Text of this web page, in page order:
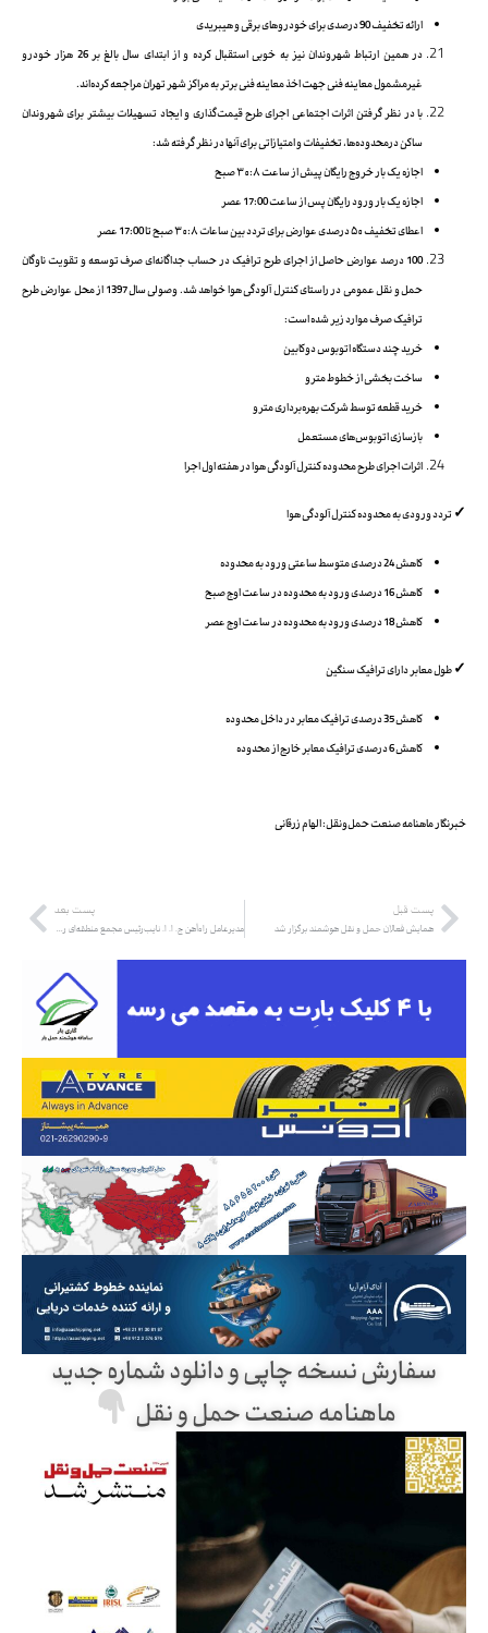
ارائه تخفیف 90 درصدی برای خودروهای برقی و هیبریدی
در همین ارتباط شهروندان نیز به خوبی استقبال کرده و از ابتدای سال بالغ بر 26 هزار خودرو
غیرمشمول معاینه فنی جهت اخذ معاینه فنی برتر به مراکز شهر تهران مراجعه کرده‌اند.
با در نظر گرفتن اثرات اجتماعی اجرای طرح قیمت‌گذاری و ایجاد تسهیلات بیشتر برای شهروندان
ساکن درمحدوده‌ها، تخفیفات و امتیازاتی برای آنها در نظر گرفته شد:
اجازه یک بار خروج رایگان پیش از ساعت ۸: ۳۰ صبح
اجازه یک بار ورود رایگان پس از ساعت 17:00 عصر
اعطای تخفیف ۵۰ درصدی عوارض برای تردد بین ساعات ۸: ۳۰ صبح تا 17:00 عصر
100 درصد عوارض حاصل از اجرای طرح ترافیک در حساب جداگانه‌ای صرف توسعه و تقویت ناوگان
حمل و نقل عمومی در راستای کنترل آلودگی هوا خواهد شد. وصولی سال 1397 از محل عوارض طرح
ترافیک صرف موارد زیر شده است:
خرید چند دستگاه اتوبوس دوکابین
ساخت بخشی از خطوط مترو
خرید قطعه توسط شرکت بهره‌برداری مترو
بازسازی اتوبوس‌های مستعمل
اثرات اجرای طرح محدوده کنترل آلودگی هوا در هفته اول اجرا
✓ تردد ورودی به محدوده کنترل آلودگی هوا
کاهش 24 درصدی متوسط ساعتی ورود به محدوده
کاهش 16 درصدی ورود به محدوده در ساعت اوج صبح
کاهش 18 درصدی ورود به محدوده در ساعت اوج عصر
✓ طول معابر دارای ترافیک سنگین
کاهش 35 درصدی ترافیک معابر در داخل محدوده
کاهش 6 درصدی ترافیک معابر خارج از محدوده
خبرنگار ماهنامه صنعت حمل‌ونقل: الهام زرقانی
پست قبل
همایش فعالان حمل و نقل هوشمند برگزار شد
پست بعد
مدیرعامل راه‌آهن ج. ا. ا. نایب‌رئیس مجمع منطقه‌ای راه‌آهن‌های خاورمیانه
سفارش نسخه چاپی و دانلود شماره جدید
ماهنامه صنعت حمل و نقل